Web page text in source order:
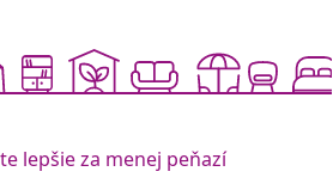
lepšie za menej peňazí